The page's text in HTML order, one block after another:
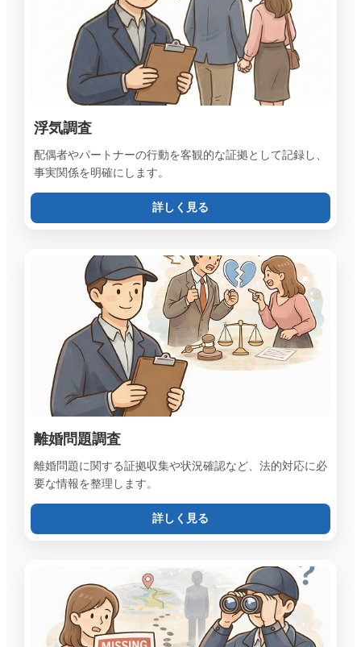
浮気調査
配偶者やパートナーの行動を客観的な証拠として記録し、
事実関係を明確にします。
詳しく見る
離婚問題調査
離婚問題に関する証拠収集や状況確認など、法的対応に必
要な情報を整理します。
詳しく見る